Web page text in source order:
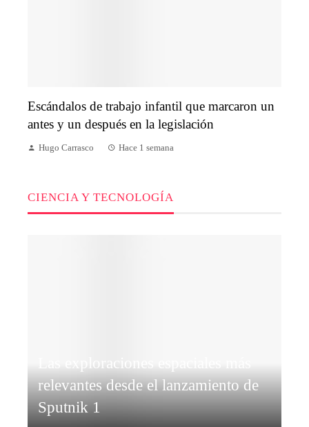
Escándalos de trabajo infantil que marcaron un
antes y un después en la legislación
Hugo Carrasco Hace 1 semana
CIENCIA Y TECNOLOGÍA
Las exploraciones espaciales más
relevantes desde el lanzamiento de
Sputnik 1